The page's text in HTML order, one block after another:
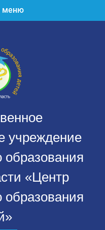
меню
учреждение
образования
«Центр
образования